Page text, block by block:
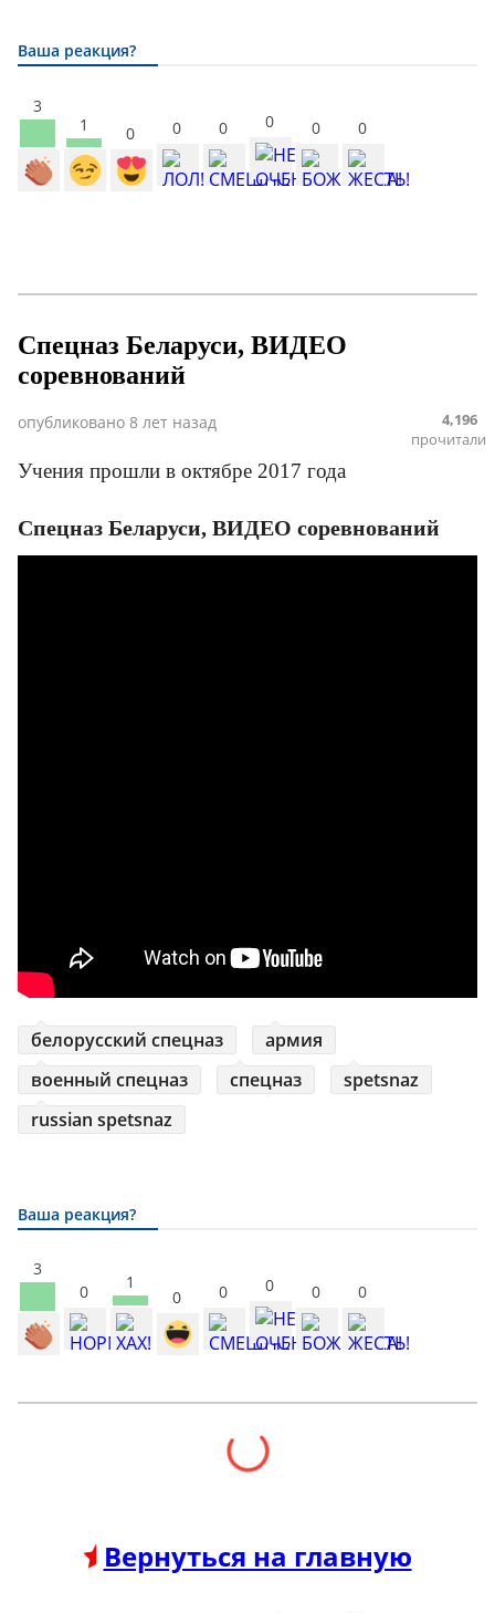
Ваша реакция?
3
1
0 0 0 0 0 0
Спецназ Беларуси, ВИДЕО
соревнований
опубликовано 8 лет назад
4,196
прочитали
Учения прошли в октябре 2017 года
Спецназ Беларуси, ВИДЕО соревнований
белорусский спецназ
армия
военный спецназ
спецназ
spetsnaz
russian spetsnaz
Ваша реакция?
3
0
1
0 0 0 0 0
Вернуться на главную